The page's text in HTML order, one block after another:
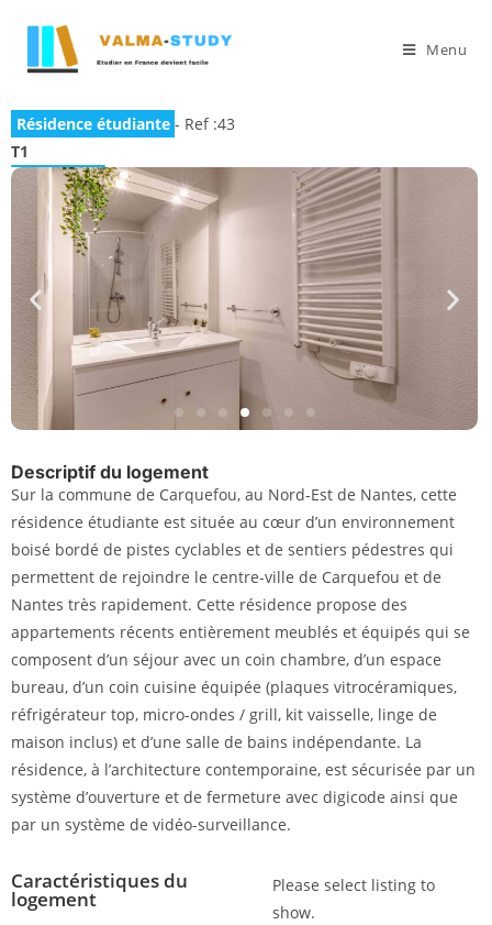
Menu
Résidence étudiante - Ref :43
T1
Descriptif du logement
Sur la commune de Carquefou, au Nord-Est de Nantes, cette
résidence étudiante est située au cœur d’un environnement
boisé bordé de pistes cyclables et de sentiers pédestres qui
permettent de rejoindre le centre-ville de Carquefou et de
Nantes très rapidement. Cette résidence propose des
appartements récents entièrement meublés et équipés qui se
composent d’un séjour avec un coin chambre, d’un espace
bureau, d’un coin cuisine équipée (plaques vitrocéramiques,
réfrigérateur top, micro-ondes / grill, kit vaisselle, linge de
maison inclus) et d’une salle de bains indépendante. La
résidence, à l’architecture contemporaine, est sécurisée par un
système d’ouverture et de fermeture avec digicode ainsi que
par un système de vidéo-surveillance.
Caractéristiques du
logement
Please select listing to
show.